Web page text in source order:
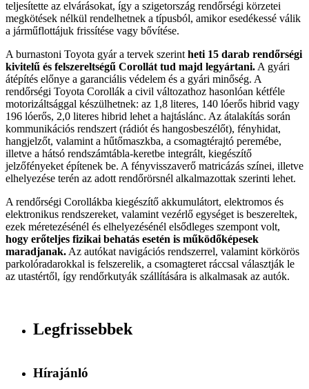
teljesítette az elvárásokat, így a szigetország rendőrségi körzetei
megkötések nélkül rendelhetnek a típusból, amikor esedékessé válik
a járműflottájuk frissítése vagy bővítése.
A burnastoni Toyota gyár a tervek szerint heti 15 darab rendőrségi
kivitelű és felszereltségű Corollát tud majd legyártani. A gyári
átépítés előnye a garanciális védelem és a gyári minőség. A
rendőrségi Toyota Corollák a civil változathoz hasonlóan kétféle
motorizáltsággal készülhetnek: az 1,8 literes, 140 lóerős hibrid vagy
196 lóerős, 2,0 literes hibrid lehet a hajtáslánc. Az átalakítás során
kommunikációs rendszert (rádiót és hangosbeszélőt), fényhidat,
hangjelzőt, valamint a hűtőmaszkba, a csomagtérajtó peremébe,
illetve a hátsó rendszámtábla-keretbe integrált, kiegészítő
jelzőfényeket építenek be. A fényvisszaverő matricázás színei, illetve
elhelyezése terén az adott rendőrörsnél alkalmazottak szerinti lehet.
A rendőrségi Corollákba kiegészítő akkumulátort, elektromos és
elektronikus rendszereket, valamint vezérlő egységet is beszereltek,
ezek méretezésénél és elhelyezésénél elsődleges szempont volt,
hogy erőteljes fizikai behatás esetén is működőképesek
maradjanak. Az autókat navigációs rendszerrel, valamint körkörös
parkolóradarokkal is felszerelik, a csomagteret ráccsal választják le
az utastértől, így rendőrkutyák szállítására is alkalmasak az autók.
Legfrissebbek
Hírajánló